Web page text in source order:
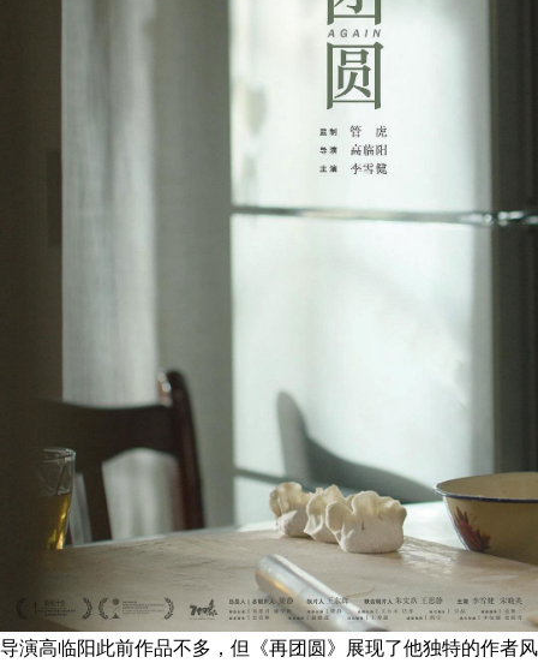
导演高临阳此前作品不多，但《再团圆》展现了他独特的作者风